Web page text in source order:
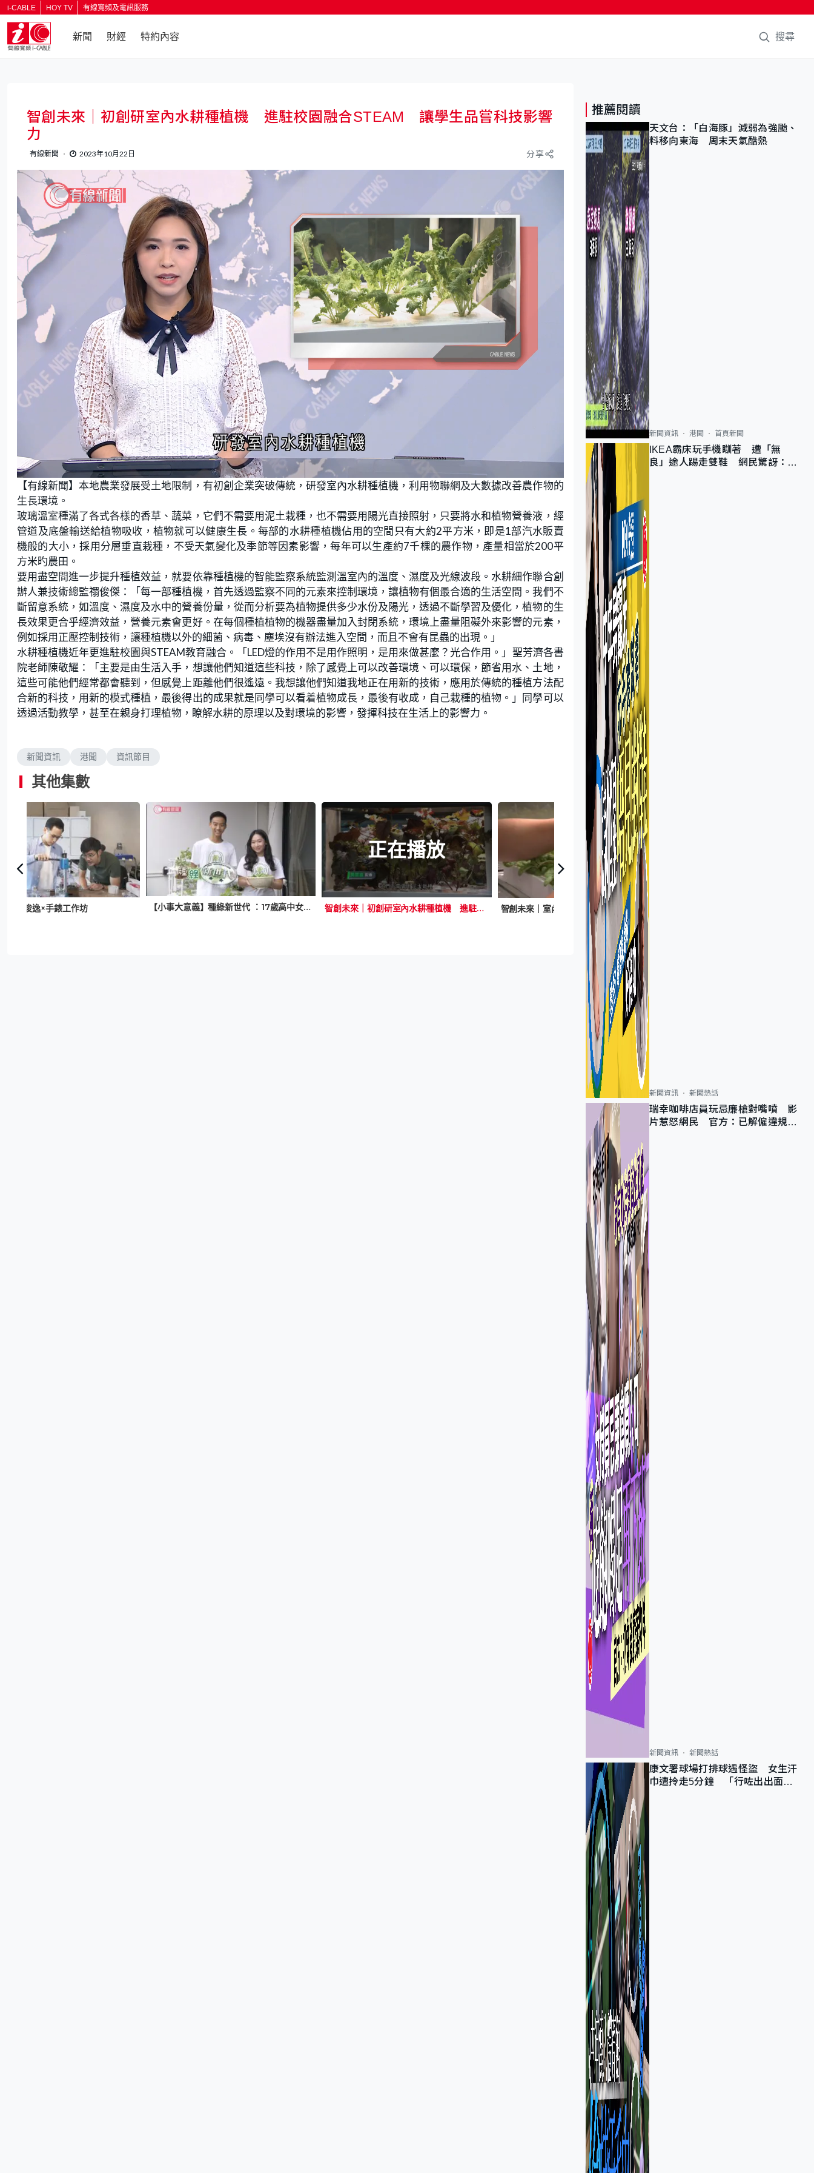
i-CABLE HOY TV 有線寬頻及電訊服務
新聞 財經 特約內容 搜尋
智創未來｜初創研室內水耕種植機 進駐校園融合STEAM 讓學生品嘗科技影響
力
有線新聞 2023年10月22日 分享
n
m
u
t
e
L
a
d
6
3
8
%
【有線新聞】本地農業發展受土地限制，有初創企業突破傳統，研發室內水耕種植機，利用物聯網及大數據改善農作物的
生長環境。
玻璃溫室種滿了各式各樣的香草、蔬菜，它們不需要用泥土栽種，也不需要用陽光直接照射，只要將水和植物營養液，經
管道及底盤輸送給植物吸收，植物就可以健康生長。每部的水耕種植機佔用的空間只有大約2平方米，即是1部汽水販賣
機般的大小，採用分層垂直栽種，不受天氣變化及季節等因素影響，每年可以生產約7千棵的農作物，產量相當於200平
方米旳農田。
要用盡空間進一步提升種植效益，就要依靠種植機的智能監察系統監測溫室內的溫度、濕度及光線波段。水耕細作聯合創
辦人兼技術總監禤俊傑：「每一部種植機，首先透過監察不同的元素來控制環境，讓植物有個最合適的生活空間。我們不
斷留意系統，如溫度、濕度及水中的營養份量，從而分析要為植物提供多少水份及陽光，透過不斷學習及優化，植物的生
長效果更合乎經濟效益，營養元素會更好。在每個種植植物的機器盡量加入封閉系統，環境上盡量阻礙外來影響的元素，
例如採用正壓控制技術，讓種植機以外的細菌、病毒、塵埃沒有辦法進入空間，而且不會有昆蟲的出現。」
水耕種植機近年更進駐校園與STEAM教育融合。「LED燈的作用不是用作照明，是用來做甚麼？光合作用。」聖芳濟各書
院老師陳敬耀：「主要是由生活入手，想讓他們知道這些科技，除了感覺上可以改善環境、可以環保，節省用水、土地，
這些可能他們經常都會聽到，但感覺上距離他們很遙遠。我想讓他們知道我地正在用新的技術，應用於傳統的種植方法配
合新的科技，用新的模式種植，最後得出的成果就是同學可以看着植物成長，最後有收成，自己栽種的植物。」同學可以
透過活動教學，甚至在親身打理植物，瞭解水耕的原理以及對環境的影響，發揮科技在生活上的影響力。
新聞資訊 港聞 資訊節目
其他集數
｜徐俊逸×手錶工作坊 【小事大意義】種綠新世代 ：17歲高中女生立志培植水耕菜 派菜送暖到社區
正在播放
智創未來｜初創研室內水耕種植機 進駐校園融合STEAM 讓學生品嘗科技影響力 智創未來｜室內水耕種植機
推薦閱讀
天文台：「白海豚」減弱為強颱、
料移向東海 周末天氣酷熱
新聞資訊 港聞 首頁新聞
IKEA霸床玩手機瞓著 遭「無
良」途人踢走雙鞋 網民驚訝：冇
新聞資訊 新聞熱話
瑞幸咖啡店員玩忌廉槍對嘴噴 影
片惹怒網民 官方：已解僱違規員
新聞資訊 新聞熱話
康文署球場打排球遇怪盜 女生汗
巾遭拎走5分鐘 「行咗出出面唔